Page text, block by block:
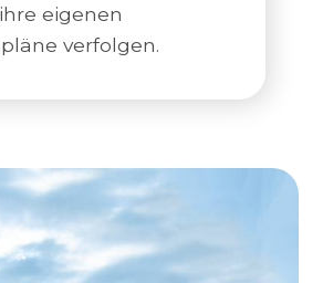
eigenen
verfolgen.